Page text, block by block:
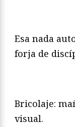
Esa nada
forja de
Bricolaje:
visual.